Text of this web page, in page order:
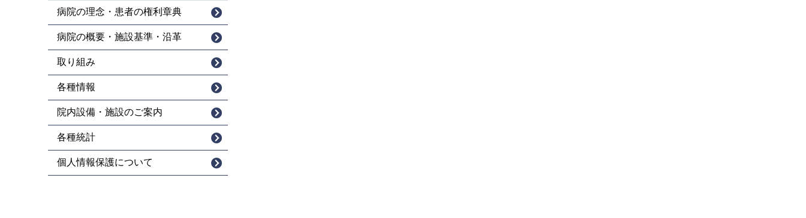
病院の理念・患者の権利章典
病院の概要・施設基準・沿革
取り組み
各種情報
院内設備・施設のご案内
各種統計
個人情報保護について